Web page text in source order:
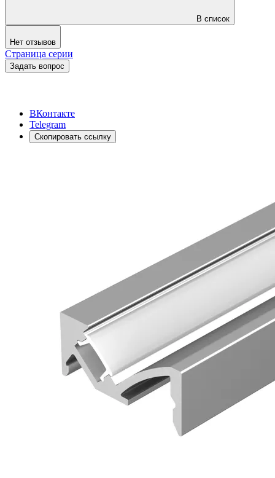
В список
Нет отзывов
Страница серии
Задать вопрос
ВКонтакте
Telegram
Скопировать ссылку